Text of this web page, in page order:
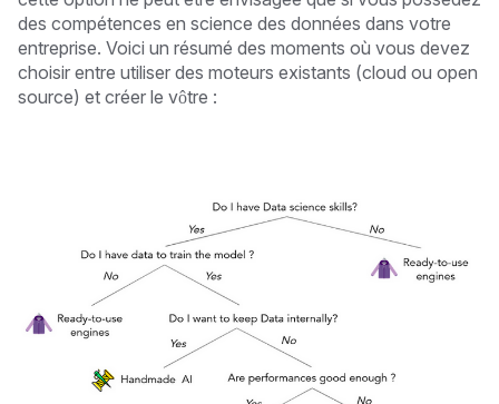
des compétences en science des données dans votre
entreprise. Voici un résumé des moments où vous devez
choisir entre utiliser des moteurs existants (cloud ou open
source) et créer le vôtre :